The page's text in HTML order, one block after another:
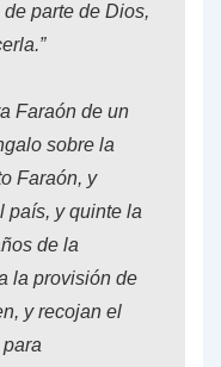
parte de Dios,
Faraón de un
sobre la
Faraón, y
país, y quinte la
de la
la provisión de
y recojan el